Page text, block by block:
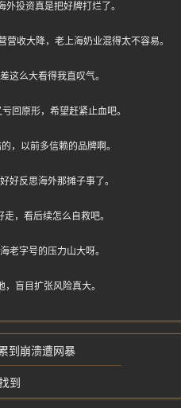
投资真是把好牌打烂了。
收大降，老上海奶业混得太不容易。
这么大看得我直叹气。
回原形，希望赶紧止血吧。
，以前多信赖的品牌啊。
好反思海外那摊子事了。
，看后续怎么自救吧。
老字号的压力山大呀。
盲目扩张风险真大。
到崩溃遭网暴
到